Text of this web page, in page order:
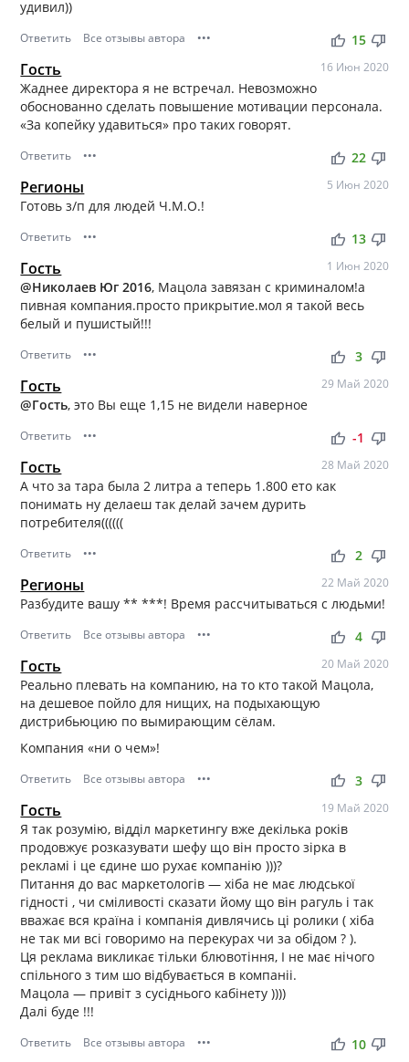
удивил))
Ответить Все отзывы автора ••• thumb_up thumb_down
15
Гость 16 Июн 2020
Жаднее директора я не встречал. Невозможно
обоснованно сделать повышение мотивации персонала.
«За копейку удавиться» про таких говорят.
Ответить ••• thumb_up thumb_down
22
Регионы 5 Июн 2020
Готовь з/п для людей Ч.М.О.!
Ответить ••• thumb_up thumb_down
13
Гость 1 Июн 2020
@Николаев Юг 2016, Мацола завязан с криминалом!а
пивная компания.просто прикрытие.мол я такой весь
белый и пушистый!!!
Ответить ••• thumb_up thumb_down
3
Гость 29 Май 2020
@Гость, это Вы еще 1,15 не видели наверное
Ответить ••• thumb_up thumb_down
-1
Гость 28 Май 2020
А что за тара была 2 литра а теперь 1.800 ето как
понимать ну делаеш так делай зачем дурить
потребителя((((((
Ответить ••• thumb_up thumb_down
2
Регионы 22 Май 2020
Разбудите вашу ** ***! Время рассчитываться с людьми!
Ответить Все отзывы автора ••• thumb_up thumb_down
4
Гость 20 Май 2020
Реально плевать на компанию, на то кто такой Мацола,
на дешевое пойло для нищих, на подыхающую
дистрибьюцию по вымирающим сёлам.
Компания «ни о чем»!
Ответить Все отзывы автора ••• thumb_up thumb_down
3
Гость 19 Май 2020
Я так розумію, відділ маркетингу вже декілька років
продовжує розказувати шефу що він просто зірка в
рекламі і це єдине шо рухає компанію )))?
Питання до вас маркетологів — хіба не має людської
гідності , чи сміливості сказати йому що він рагуль і так
вважає вся країна і компанія дивлячись ці ролики ( хіба
не так ми всі говоримо на перекурах чи за обідом ? ).
Ця реклама викликає тільки блювотіння, І не має нічого
спільного з тим шо відбувається в компаніі.
Мацола — привіт з сусіднього кабінету ))))
Далі буде !!!
Ответить Все отзывы автора ••• thumb_up thumb_down
10